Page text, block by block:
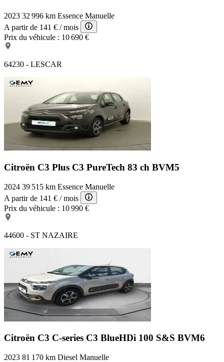
2023 32 996 km Essence Manuelle
A partir de 141 € / mois
Prix du véhicule : 10 690 €
64230 - LESCAR
Citroën C3 Plus C3 PureTech 83 ch BVM5
2024 39 515 km Essence Manuelle
A partir de 141 € / mois
Prix du véhicule : 10 990 €
44600 - ST NAZAIRE
Citroën C3 C-series C3 BlueHDi 100 S&S BVM6
2023 81 170 km Diesel Manuelle